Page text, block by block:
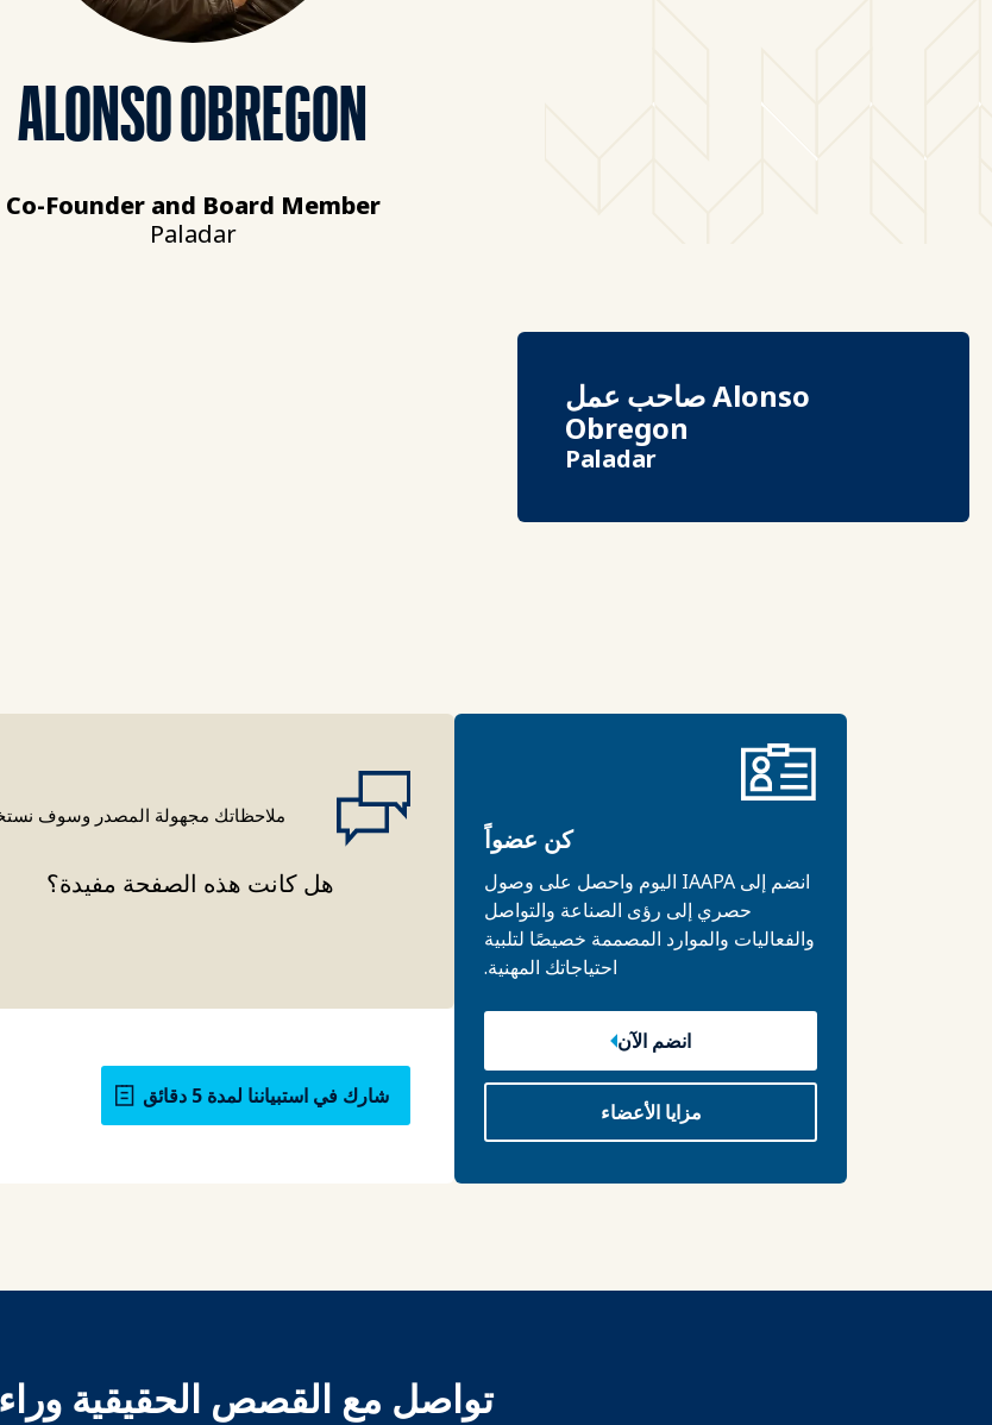
ALONSO OBREGON
Co-Founder and Board Member
Paladar
صاحب عمل Alonso
Obregon
Paladar
كن عضواً
انضم إلى IAAPA اليوم واحصل على وصول
حصري إلى رؤى الصناعة والتواصل
والفعاليات والموارد المصممة خصيصًا لتلبية
احتياجاتك المهنية.
انضم الآن
مزايا الأعضاء
ملاحظاتك مجهولة المصدر وسوف
هل كانت هذه الصفحة مفيدة؟
شارك في استبياننا لمدة 5 دقائق
تواصل مع القصص الحقيقية وراء